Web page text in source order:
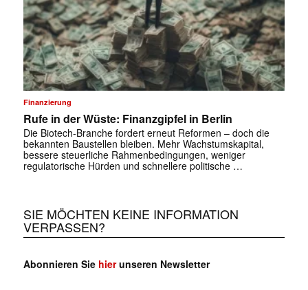
✕
Finanzierung
Rufe in der Wüste: Finanzgipfel in Berlin
Die Biotech-Branche fordert erneut Reformen – doch die
bekannten Baustellen bleiben. Mehr Wachstumskapital,
bessere steuerliche Rahmenbedingungen, weniger
regulatorische Hürden und schnellere politische …
SIE MÖCHTEN KEINE INFORMATION
VERPASSEN?
Abonnieren Sie hierunseren Newsletter